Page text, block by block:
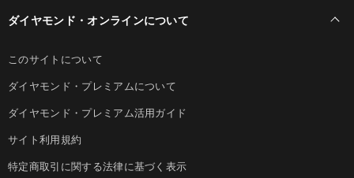
ダイヤモンド・オンラインについて
このサイトについて
ダイヤモンド・プレミアムについて
ダイヤモンド・プレミアム活用ガイド
サイト利用規約
特定商取引に関する法律に基づく表示